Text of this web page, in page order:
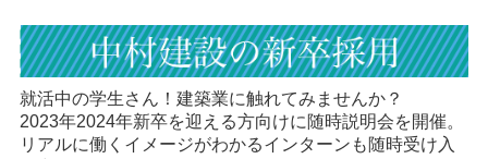
就活中の学生さん！建築業に触れてみませんか？
2023年2024年新卒を迎える方向けに随時説明会を開催。
リアルに働くイメージがわかるインターンも随時受け入